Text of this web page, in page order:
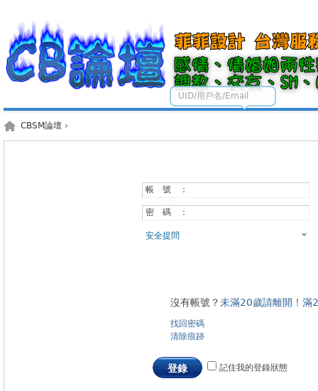
UID/用戶名/Email
CBSM論壇 ›
帳 號 ：
密 碼 ：
安全提問
沒有帳號？未滿20歲請離開！滿
找回密碼
清除痕跡
登錄 記住我的登錄狀態